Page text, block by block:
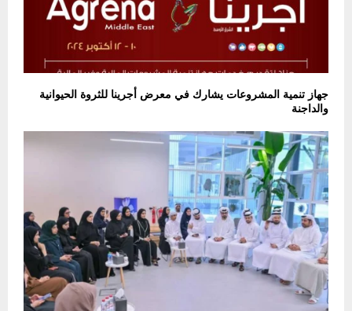
جهاز تنمية المشروعات يشارك في معرض أجرينا للثروة الحيوانية
والداجنة